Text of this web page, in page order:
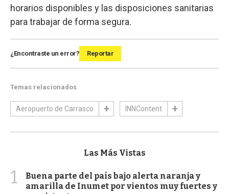
horarios disponibles y las disposiciones sanitarias
para trabajar de forma segura.
¿Encontraste un error? Reportar
Temas relacionados
Aeropuerto de Carrasco INNContent
Las Más Vistas
1
Buena parte del país bajo alerta naranja y
amarilla de Inumet por vientos muy fuertes y